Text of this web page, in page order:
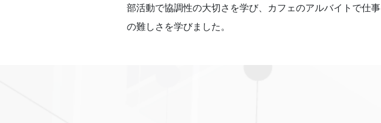
部活動で協調性の大切さを学び、カフェのアルバイトで仕事
の難しさを学びました。